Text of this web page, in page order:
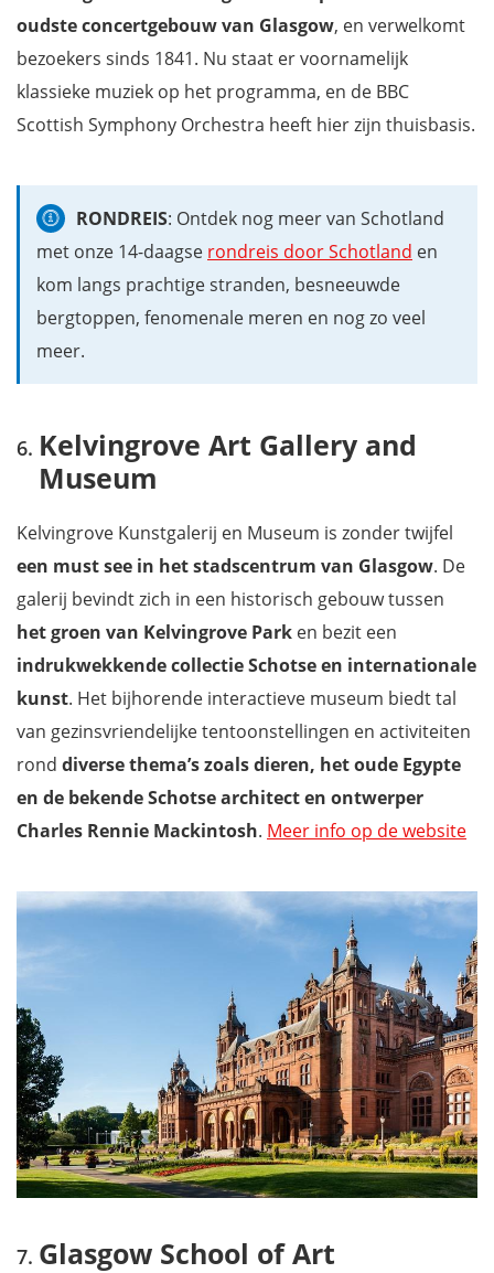
oudste concertgebouw van Glasgow, en verwelkomt
bezoekers sinds 1841. Nu staat er voornamelijk
klassieke muziek op het programma, en de BBC
Scottish Symphony Orchestra heeft hier zijn thuisbasis.
RONDREIS: Ontdek nog meer van Schotland
met onze 14-daagse rondreis door Schotland en
kom langs prachtige stranden, besneeuwde
bergtoppen, fenomenale meren en nog zo veel
meer.
Kelvingrove Art Gallery and
Museum
Kelvingrove Kunstgalerij en Museum is zonder twijfel
een must see in het stadscentrum van Glasgow. De
galerij bevindt zich in een historisch gebouw tussen
het groen van Kelvingrove Park en bezit een
indrukwekkende collectie Schotse en internationale
kunst. Het bijhorende interactieve museum biedt tal
van gezinsvriendelijke tentoonstellingen en activiteiten
rond diverse thema’s zoals dieren, het oude Egypte
en de bekende Schotse architect en ontwerper
Charles Rennie Mackintosh. Meer info op de website
Glasgow School of Art